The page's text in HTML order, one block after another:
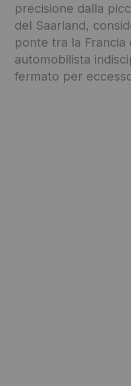
precisione dalla
del Saarland,
ponte tra la Francia
automobilista
fermato per